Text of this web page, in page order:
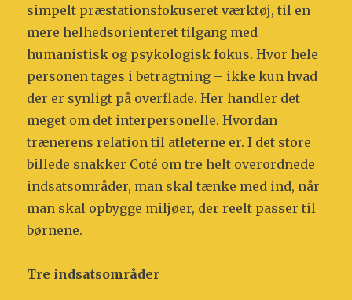
simpelt præstationsfokuseret værktøj, til en
mere helhedsorienteret tilgang med
humanistisk og psykologisk fokus. Hvor hele
personen tages i betragtning – ikke kun hvad
der er synligt på overflade. Her handler det
meget om det interpersonelle. Hvordan
trænerens relation til atleterne er. I det store
billede snakker Coté om tre helt overordnede
indsatsområder, man skal tænke med ind, når
man skal opbygge miljøer, der reelt passer til
børnene.
Tre indsatsområder